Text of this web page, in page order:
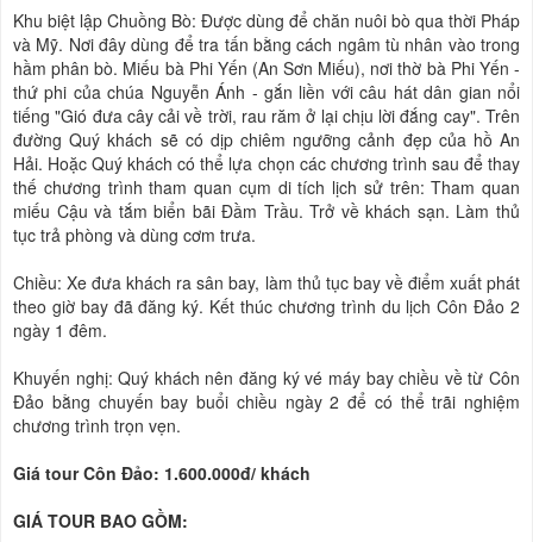
Khu biệt lập Chuồng Bò: Được dùng để chăn nuôi bò qua thời Pháp
và Mỹ. Nơi đây dùng để tra tấn bằng cách ngâm tù nhân vào trong
hầm phân bò. Miếu bà Phi Yến (An Sơn Miếu), nơi thờ bà Phi Yến -
thứ phi của chúa Nguyễn Ánh - gắn liền với câu hát dân gian nổi
tiếng "Gió đưa cây cải về trời, rau răm ở lại chịu lời đắng cay". Trên
đường Quý khách sẽ có dịp chiêm ngưỡng cảnh đẹp của hồ An
Hải. Hoặc Quý khách có thể lựa chọn các chương trình sau để thay
thế chương trình tham quan cụm di tích lịch sử trên: Tham quan
miếu Cậu và tắm biển bãi Đầm Trầu. Trở về khách sạn. Làm thủ
tục trả phòng và dùng cơm trưa.
Chiều: Xe đưa khách ra sân bay, làm thủ tục bay về điểm xuất phát
theo giờ bay đã đăng ký. Kết thúc chương trình du lịch Côn Đảo 2
ngày 1 đêm.
Khuyến nghị: Quý khách nên đăng ký vé máy bay chiều về từ Côn
Đảo bằng chuyến bay buổi chiều ngày 2 để có thể trãi nghiệm
chương trình trọn vẹn.
Giá tour Côn Đảo: 1.600.000đ/ khách
GIÁ TOUR BAO GỒM: